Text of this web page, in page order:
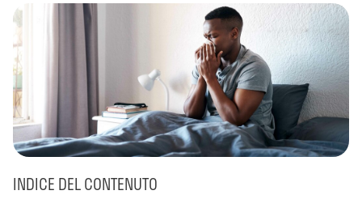
INDICE DEL CONTENUTO